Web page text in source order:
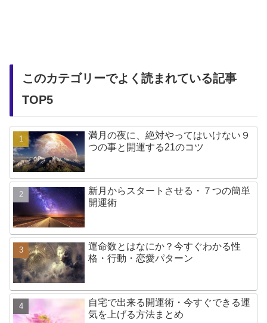
このカテゴリーでよく読まれている記事
TOP5
満月の夜に、絶対やってはいけない９
つの事と開運する21のコツ
新月からスタートさせる・７つの簡単
開運術
運命数とはなにか？今すぐわかる性
格・行動・恋愛パターン
自宅で出来る開運術・今すぐできる運
気を上げる方法まとめ